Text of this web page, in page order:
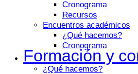
Cronograma
Recursos
Encuentros académicos
¿Qué hacemos?
Cronograma
Formación y
¿Qué hacemos?